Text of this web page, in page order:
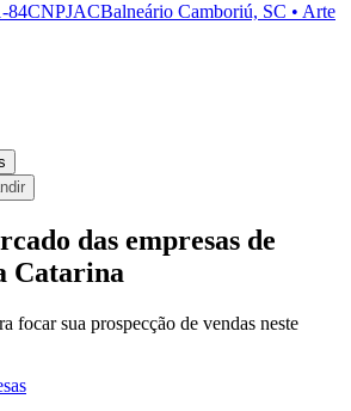
84CNPJACBalneário Camboriú, SC • Arte
das empresas de
Catarina
focar sua prospecção de vendas neste